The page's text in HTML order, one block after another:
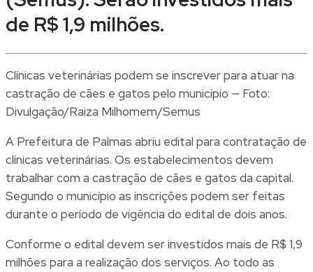
de R$ 1,9 milhões.
Clínicas veterinárias podem se inscrever para atuar na
castração de cães e gatos pelo município — Foto:
Divulgação/Raiza Milhomem/Semus
A Prefeitura de Palmas abriu edital para contratação de
clínicas veterinárias. Os estabelecimentos devem
trabalhar com a castração de cães e gatos da capital.
Segundo o município as inscrições podem ser feitas
durante o período de vigência do edital de dois anos.
Conforme o edital devem ser investidos mais de R$ 1,9
milhões para a realização dos serviços. Ao todo as